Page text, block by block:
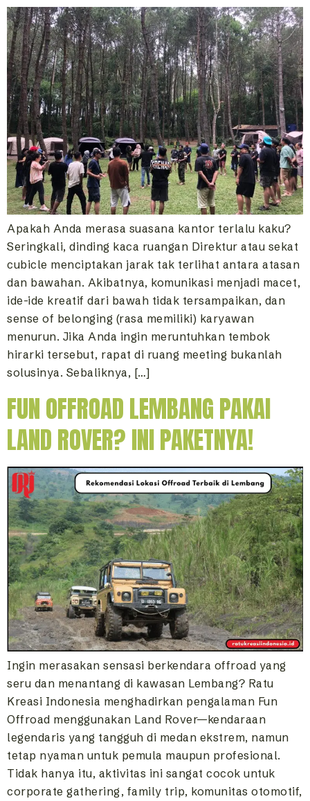
Apakah Anda merasa suasana kantor terlalu kaku?
Seringkali, dinding kaca ruangan Direktur atau sekat
cubicle menciptakan jarak tak terlihat antara atasan
dan bawahan. Akibatnya, komunikasi menjadi macet,
ide-ide kreatif dari bawah tidak tersampaikan, dan
sense of belonging (rasa memiliki) karyawan
menurun. Jika Anda ingin meruntuhkan tembok
hirarki tersebut, rapat di ruang meeting bukanlah
solusinya. Sebaliknya, […]
FUN OFFROAD LEMBANG PAKAI
LAND ROVER? INI PAKETNYA!
Ingin merasakan sensasi berkendara offroad yang
seru dan menantang di kawasan Lembang? Ratu
Kreasi Indonesia menghadirkan pengalaman Fun
Offroad menggunakan Land Rover—kendaraan
legendaris yang tangguh di medan ekstrem, namun
tetap nyaman untuk pemula maupun profesional.
Tidak hanya itu, aktivitas ini sangat cocok untuk
corporate gathering, family trip, komunitas otomotif,